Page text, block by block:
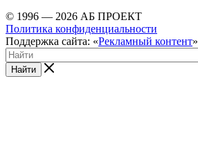
© 1996 — 2026 АБ ПРОЕКТ
Политика конфиденциальности
Поддержка сайта: «Рекламный контент»
Найти